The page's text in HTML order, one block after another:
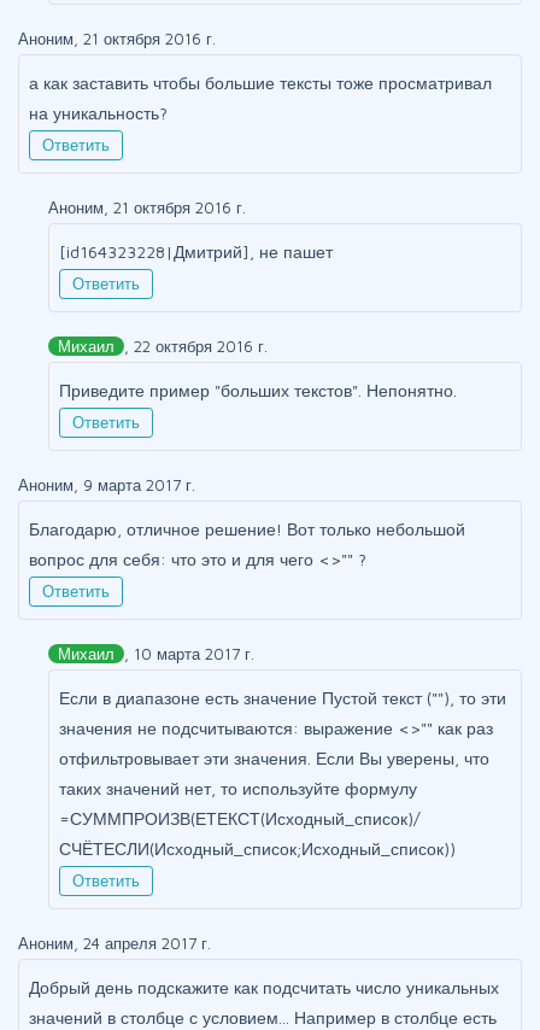
Аноним, 21 октября 2016 г.
а как заставить чтобы большие тексты тоже просматривал
на уникальность?
Ответить
Аноним, 21 октября 2016 г.
[id164323228|Дмитрий], не пашет
Ответить
Михаил , 22 октября 2016 г.
Приведите пример "больших текстов". Непонятно.
Ответить
Аноним, 9 марта 2017 г.
Благодарю, отличное решение! Вот только небольшой
вопрос для себя: что это и для чего <>"" ?
Ответить
Михаил , 10 марта 2017 г.
Если в диапазоне есть значение Пустой текст (""), то эти
значения не подсчитываются: выражение <>"" как раз
отфильтровывает эти значения. Если Вы уверены, что
таких значений нет, то используйте формулу
=СУММПРОИЗВ(ЕТЕКСТ(Исходный_список)/
СЧЁТЕСЛИ(Исходный_список;Исходный_список))
Ответить
Аноним, 24 апреля 2017 г.
Добрый день подскажите как подсчитать число уникальных
значений в столбце с условием... Например в столбце есть